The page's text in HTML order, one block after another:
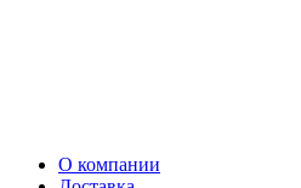
О компании